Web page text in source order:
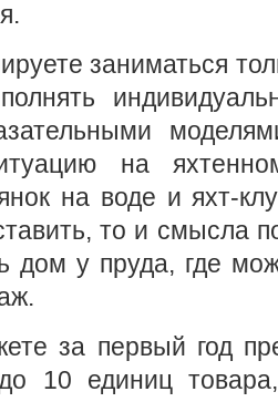
заниматься
на
на воде и яхт-
то и смысла
дом у пруда, где
за первый год
до 10 единиц